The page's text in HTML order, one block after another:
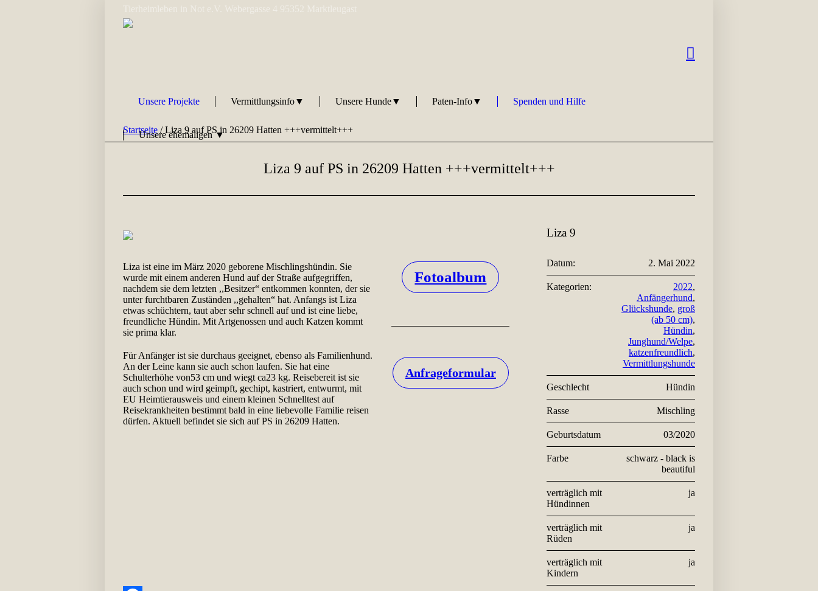
Unsere Projekte Vermittlungsinfo▼ Unsere Hunde▼ Paten-Info▼ Spenden und Hilfe
Unsere ehemaligen ▼
Startseite /Liza 9 auf PS in 26209 Hatten +++vermittelt+++
Liza 9 auf PS in 26209 Hatten +++vermittelt+++
Liza ist eine im März 2020 geborene Mischlingshündin. Sie
wurde mit einem anderen Hund auf der Straße aufgegriffen,
nachdem sie dem letzten ,,Besitzer“ entkommen konnten, der sie
unter furchtbaren Zuständen ,,gehalten“ hat. Anfangs ist Liza
etwas schüchtern, taut aber sehr schnell auf und ist eine liebe,
freundliche Hündin. Mit Artgenossen und auch Katzen kommt
sie prima klar.
Für Anfänger ist sie durchaus geeignet, ebenso als Familienhund.
An der Leine kann sie auch schon laufen. Sie hat eine
Schulterhöhe von53 cm und wiegt ca23 kg. Reisebereit ist sie
auch schon und wird geimpft, gechipt, kastriert, entwurmt, mit
EU Heimtierausweis und einem kleinen Schnelltest auf
Reisekrankheiten bestimmt bald in eine liebevolle Familie reisen
dürfen. Aktuell befindet sie sich auf PS in 26209 Hatten.
Fotoalbum
Anfrageformular
Liza 9
Datum: 2. Mai 2022
Kategorien: 2022,
Anfängerhund,
Glückshunde, groß
(ab 50 cm),
Hündin,
Junghund/Welpe,
katzenfreundlich,
Vermittlungshunde
Geschlecht Hündin
Rasse Mischling
Geburtsdatum 03/2020
Farbe
schwarz - black is
beautiful
verträglich mit
Hündinnen
ja
verträglich mit
Rüden
ja
verträglich mit
Kindern
ja